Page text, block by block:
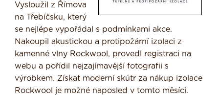
Vysloužil z Římova
na Třebíčsku, který
se nejlépe vypořádal s podmínkami akce.
Nakoupil akustickou a protipožární izolaci z
kamenné vlny Rockwool, provedl registraci na
webu a pořídil nejzajímavější fotografii s
výrobkem. Získat moderní skútr za nákup izolace
Rockwool je možné naposled v tomto měsíci.